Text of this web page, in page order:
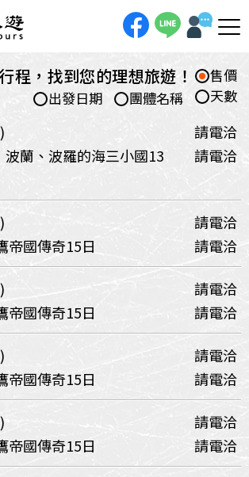
程，找到您的理想旅遊！
售價
天數
團體名稱
出發日期
請電洽
波蘭、波羅的海三小國13
請電洽
)
請電洽
帝國傳奇15日
請電洽
)
請電洽
帝國傳奇15日
請電洽
)
請電洽
帝國傳奇15日
請電洽
)
請電洽
帝國傳奇15日
請電洽